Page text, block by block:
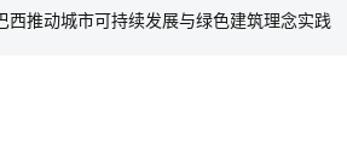
西推动城市可持续发展与绿色建筑理念实践